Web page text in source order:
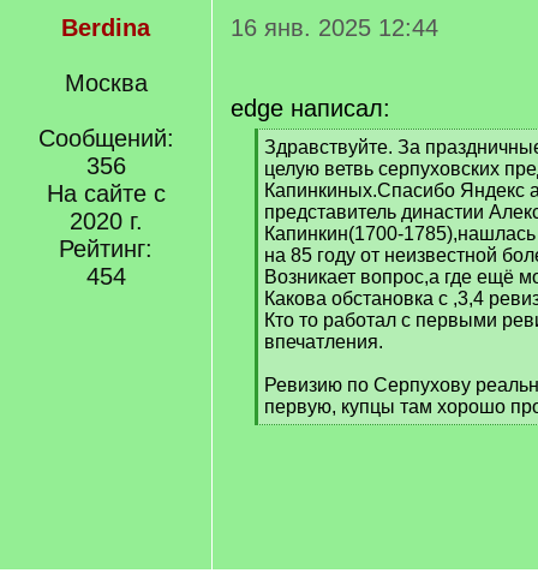
Berdina
Москва
Сообщений:
356
На сайте с
2020 г.
Рейтинг:
454
16 янв. 2025 12:44
edge написал:
[
q
]
Здравствуйте. За
целую ветвь серпуховских
Капинкиных.Спасибо Яндекс
представитель династии
Капинкин(1700-1785),нашлась
на 85 году от неизвестной
Возникает вопрос,а где ещё
Какова обстановка с ,3,4
Кто то работал с первыми
впечатления.
Ревизию по Серпухову
первую, купцы там хорошо